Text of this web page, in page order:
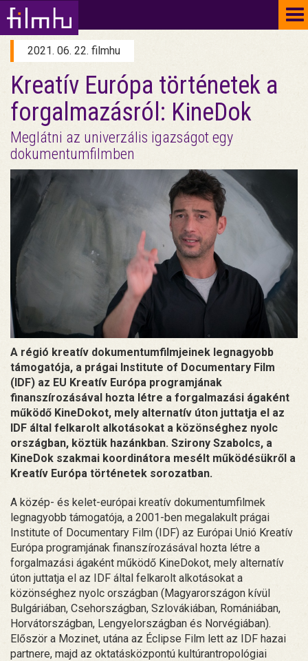
2021. 06. 22. filmhu
Kreatív Európa történetek a
forgalmazásról: KineDok
Meglátni az univerzális igazságot egy
dokumentumfilmben
A régió kreatív dokumentumfilmjeinek legnagyobb
támogatója, a prágai Institute of Documentary Film
(IDF) az EU Kreatív Európa programjának
finanszírozásával hozta létre a forgalmazási ágaként
működő KineDokot, mely alternatív úton juttatja el az
IDF által felkarolt alkotásokat a közönséghez nyolc
országban, köztük hazánkban. Szirony Szabolcs, a
KineDok szakmai koordinátora mesélt működésükről a
Kreatív Európa történetek sorozatban.
A közép- és kelet-európai kreatív dokumentumfilmek
legnagyobb támogatója, a 2001-ben megalakult prágai
Institute of Documentary Film (IDF) az Európai Unió Kreatív
Európa programjának finanszírozásával hozta létre a
forgalmazási ágaként működő KineDokot, mely alternatív
úton juttatja el az IDF által felkarolt alkotásokat a
közönséghez nyolc országban (Magyarországon kívül
Bulgáriában, Csehországban, Szlovákiában, Romániában,
Horvátországban, Lengyelországban és Norvégiában).
Először a Mozinet, utána az Éclipse Film lett az IDF hazai
partnere, majd az oktatásközpontú kultúrantropológiai